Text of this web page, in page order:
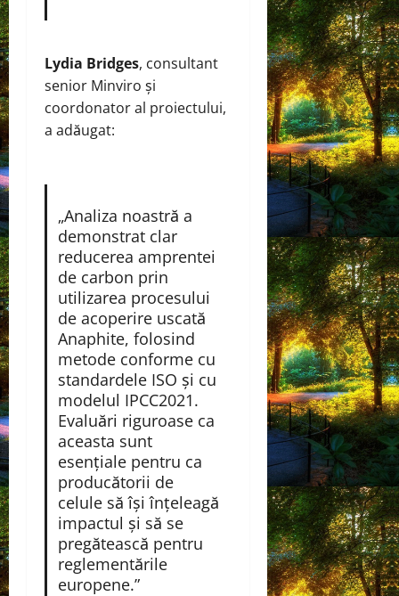
Lydia Bridges, consultant
senior Minviro și
coordonator al proiectului,
a adăugat:
„Analiza noastră a
demonstrat clar
reducerea amprentei
de carbon prin
utilizarea procesului
de acoperire uscată
Anaphite, folosind
metode conforme cu
standardele ISO și cu
modelul IPCC2021.
Evaluări riguroase ca
aceasta sunt
esențiale pentru ca
producătorii de
celule să își înțeleagă
impactul și să se
pregătească pentru
reglementările
europene.”